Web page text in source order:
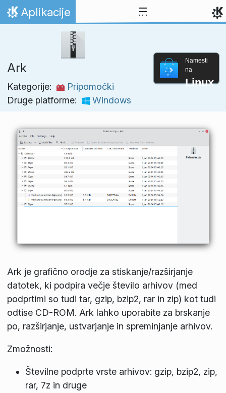
Preskoči na vsebino
Domov
Aplikacije
Ark
Kategorije:
Pripomočki
Druge platforme:
Windows
Namesti
na
Linux
Ark je grafično orodje za stiskanje/razširjanje
datotek, ki podpira večje število arhivov (med
podprtimi so tudi tar, gzip, bzip2, rar in zip) kot tudi
odtise CD-ROM. Ark lahko uporabite za brskanje
po, razširjanje, ustvarjanje in spreminjanje arhivov.
Zmožnosti:
Številne podprte vrste arhivov: gzip, bzip2, zip,
rar, 7z in druge